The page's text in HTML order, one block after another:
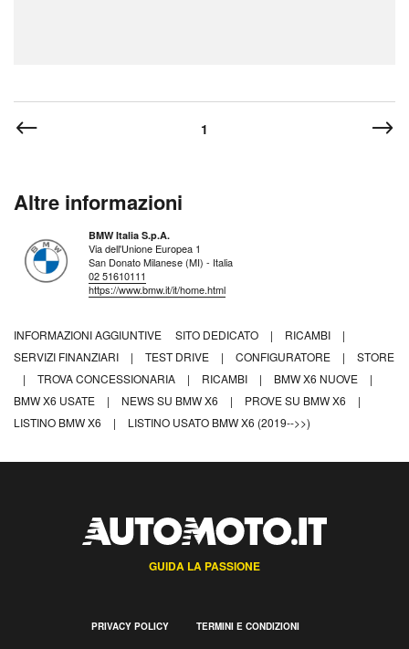
1
Altre informazioni
BMW Italia S.p.A.
Via dell'Unione Europea 1
San Donato Milanese (MI) - Italia
02 51610111
https://www.bmw.it/it/home.html
INFORMAZIONI AGGIUNTIVE SITO DEDICATO | RICAMBI
|
SERVIZI FINANZIARI
| TEST DRIVE | CONFIGURATORE |
STORE
|
TROVA CONCESSIONARIA | RICAMBI | BMW X6 NUOVE
|
BMW X6 USATE
| NEWS SU BMW X6 | PROVE SU BMW X6
|
LISTINO BMW X6
| LISTINO USATO BMW X6 (2019-->>)
GUIDA LA PASSIONE
PRIVACY POLICY TERMINI E CONDIZIONI